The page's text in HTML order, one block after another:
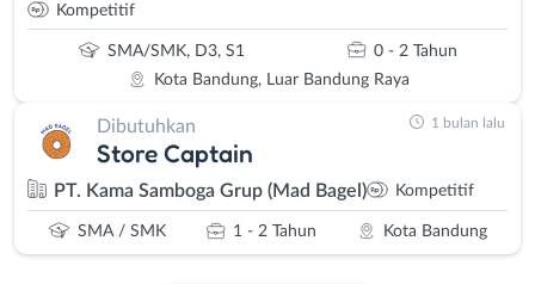
Kompetitif
SMA/SMK, D3, S1
0 - 2 Tahun
Kota Bandung, Luar Bandung Raya
Dibutuhkan
Store Captain
PT. Kama Samboga Grup (Mad Bagel) Kompetitif
SMA / SMK 1 - 2 Tahun Kota Bandung
1 bulan lalu